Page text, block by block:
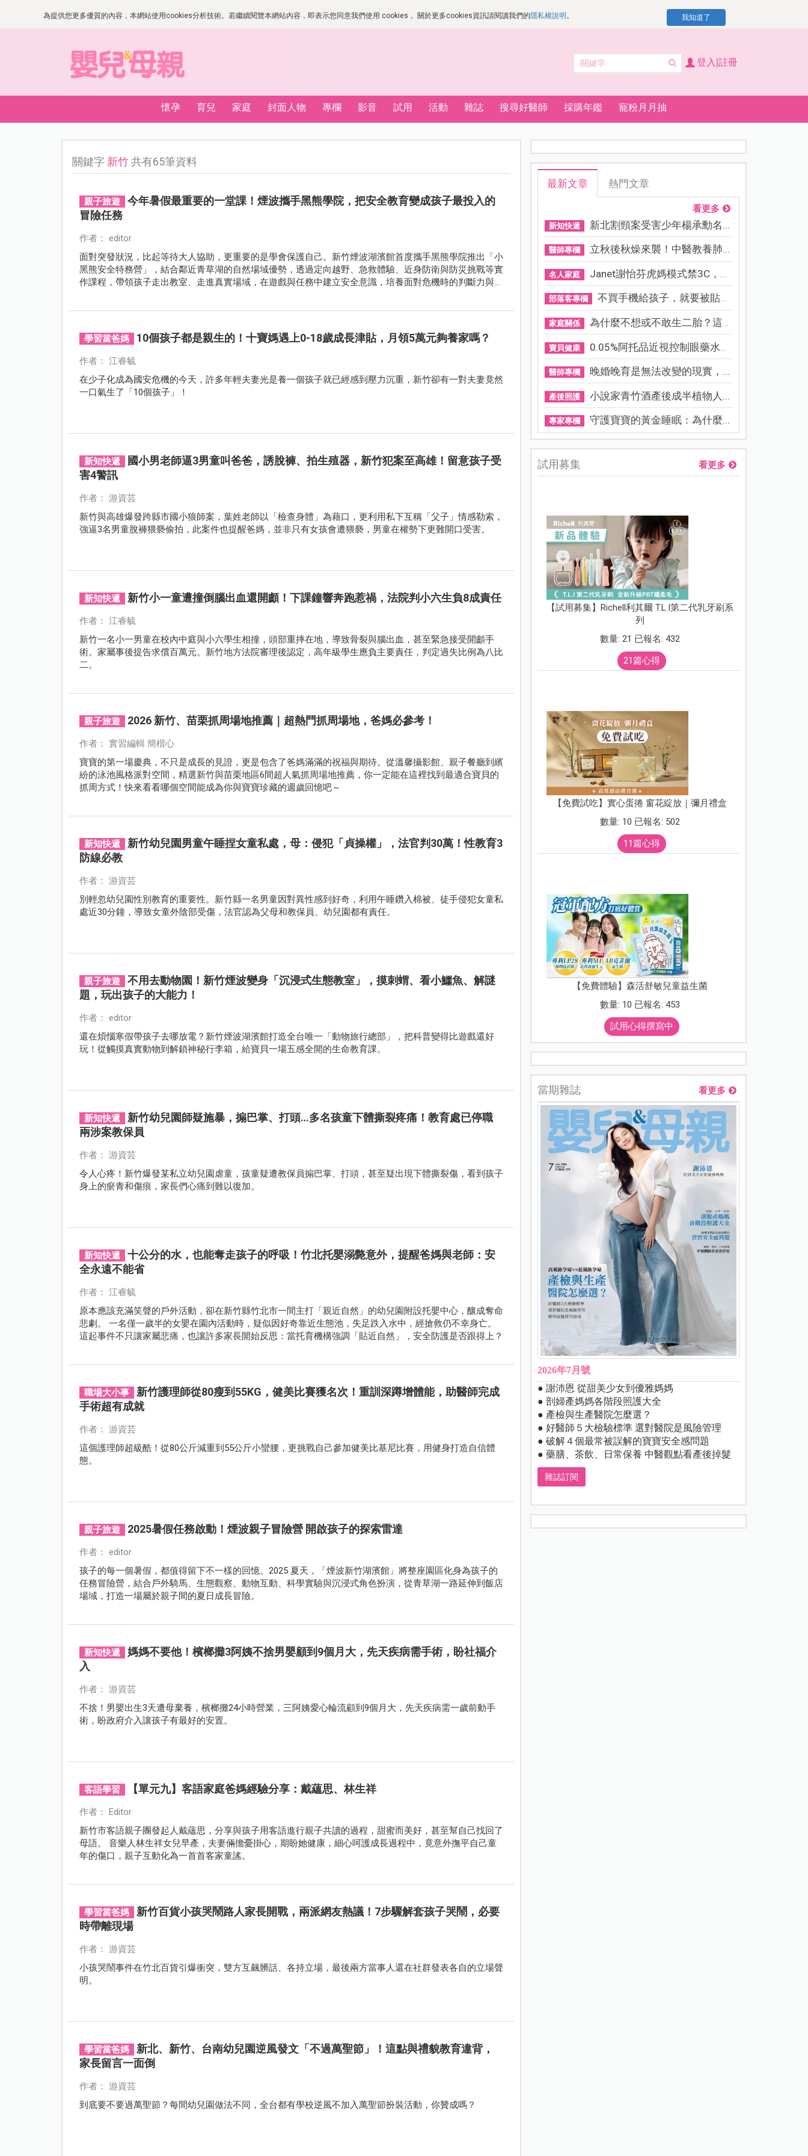
為提供您更多優質的內容，本網站使用cookies分析技術。若繼續閱覽本網站內容，即表示您同意我們使用 cookies， 關於更多cookies資訊請閱讀我們的隱私權說明 。 我知道了
登入|註冊
懷孕 育兒 家庭 封面人物 專欄 影音 試用 活動 雜誌 搜尋好醫師 採購年鑑 寵粉月月抽
關鍵字 新竹共有65筆資料
親子旅遊
今年暑假最重要的一堂課！煙波攜手黑熊學院，把安全教育變成孩子最投入的
冒險任務
作者： editor
面對突發狀況，比起等待大人協助，更重要的是學會保護自己。新竹煙波湖濱館首度攜手黑熊學院推出「小
黑熊安全特務營」，結合鄰近青草湖的自然場域優勢，透過定向越野、急救體驗、近身防衛與防災挑戰等實
作課程，帶領孩子走出教室、走進真實場域，在遊戲與任務中建立安全意識，培養面對危機時的判斷力與應
學習當爸媽 10個孩子都是親生的！十寶媽遇上0-18歲成長津貼，月領5萬元夠養家嗎？
作者： 江睿毓
在少子化成為國安危機的今天，許多年輕夫妻光是養一個孩子就已經感到壓力沉重，新竹卻有一對夫妻竟然
一口氣生了「10個孩子」！
新知快遞
國小男老師逼3男童叫爸爸，誘脫褲、拍生殖器，新竹犯案至高雄！留意孩子受
害4警訊
作者： 游資芸
新竹與高雄爆發跨縣市國小狼師案，葉姓老師以「檢查身體」為藉口，更利用私下互稱「父子」情感勒索，
強逼3名男童脫褲猥褻偷拍，此案件也提醒爸媽，並非只有女孩會遭猥褻，男童在權勢下更難開口受害。
新知快遞 新竹小一童遭撞倒腦出血還開顱！下課鐘響奔跑惹禍，法院判小六生負8成責任
作者： 江睿毓
新竹一名小一男童在校內中庭與小六學生相撞，頭部重摔在地，導致骨裂與腦出血，甚至緊急接受開顱手
術。家屬事後提告求償百萬元。新竹地方法院審理後認定，高年級學生應負主要責任，判定過失比例為八比
二。
親子旅遊 2026 新竹、苗栗抓周場地推薦｜超熱門抓周場地，爸媽必參考！
作者： 實習編輯 簡楷心
寶寶的第一場慶典，不只是成長的見證，更是包含了爸媽滿滿的祝福與期待。從溫馨攝影館、親子餐廳到繽
紛的泳池風格派對空間，精選新竹與苗栗地區6間超人氣抓周場地推薦，你一定能在這裡找到最適合寶貝的
抓周方式！快來看看哪個空間能成為你與寶寶珍藏的週歲回憶吧～
新知快遞
新竹幼兒園男童午睡捏女童私處，母：侵犯「貞操權」，法官判30萬！性教育3
防線必教
作者： 游資芸
別輕忽幼兒園性別教育的重要性。新竹縣一名男童因對異性感到好奇，利用午睡鑽入棉被、徒手侵犯女童私
處近30分鐘，導致女童外陰部受傷，法官認為父母和教保員、幼兒園都有責任。
親子旅遊
不用去動物園！新竹煙波變身「沉浸式生態教室」，摸刺蝟、看小鱷魚、解謎
題，玩出孩子的大能力！
作者： editor
還在煩惱寒假帶孩子去哪放電？新竹煙波湖濱館打造全台唯一「動物旅行總部」，把科普變得比遊戲還好
玩！從觸摸真實動物到解鎖神秘行李箱，給寶貝一場五感全開的生命教育課。
新知快遞
新竹幼兒園師疑施暴，搧巴掌、打頭…多名孩童下體撕裂疼痛！教育處已停職
兩涉案教保員
作者： 游資芸
令人心疼！新竹爆發某私立幼兒園虐童，孩童疑遭教保員搧巴掌、打頭，甚至疑出現下體撕裂傷，看到孩子
身上的瘀青和傷痕，家長們心痛到難以復加。
新知快遞
十公分的水，也能奪走孩子的呼吸！竹北托嬰溺斃意外，提醒爸媽與老師：安
全永遠不能省
作者： 江睿毓
原本應該充滿笑聲的戶外活動，卻在新竹縣竹北市一間主打「親近自然」的幼兒園附設托嬰中心，釀成奪命
悲劇。 一名僅一歲半的女嬰在園內活動時，疑似因好奇靠近生態池，失足跌入水中，經搶救仍不幸身亡。
這起事件不只讓家屬悲痛，也讓許多家長開始反思：當托育機構強調「貼近自然」，安全防護是否跟得上？
職場大小事
新竹護理師從80瘦到55KG，健美比賽獲名次！重訓深蹲增體能，助醫師完成
手術超有成就
作者： 游資芸
這個護理師超級酷！從80公斤減重到55公斤小蠻腰，更挑戰自己參加健美比基尼比賽，用健身打造自信體
態。
親子旅遊 2025暑假任務啟動！煙波親子冒險營 開啟孩子的探索雷達
作者： editor
孩子的每一個暑假，都值得留下不一樣的回憶。2025 夏天，「煙波新竹湖濱館」將整座園區化身為孩子的
任務冒險營，結合戶外騎馬、生態觀察、動物互動、科學實驗與沉浸式角色扮演，從青草湖一路延伸到飯店
場域，打造一場屬於親子間的夏日成長冒險。
新知快遞
媽媽不要他！檳榔攤3阿姨不捨男嬰顧到9個月大，先天疾病需手術，盼社福介
入
作者： 游資芸
不捨！男嬰出生3天遭母棄養，檳榔攤24小時營業，三阿姨愛心輪流顧到9個月大，先天疾病需一歲前動手
術，盼政府介入讓孩子有最好的安置。
客語學習 【單元九】客語家庭爸媽經驗分享：戴蘊思、林生祥
作者： Editor
新竹市客語親子團發起人戴蘊思，分享與孩子用客語進行親子共讀的過程，甜蜜而美好，甚至幫自己找回了
母語。 音樂人林生祥女兒早產，夫妻倆擔憂掛心，期盼她健康，細心呵護成長過程中，竟意外撫平自己童
年的傷口，親子互動化為一首首客家童謠。
學習當爸媽
新竹百貨小孩哭鬧路人家長開戰，兩派網友熱議！7步驟解套孩子哭鬧，必要
時帶離現場
作者： 游資芸
小孩哭鬧事件在竹北百貨引爆衝突，雙方互飆髒話、各持立場，最後兩方當事人還在社群發表各自的立場聲
明。
學習當爸媽
新北、新竹、台南幼兒園逆風發文「不過萬聖節」！這點與禮貌教育違背，
家長留言一面倒
作者： 游資芸
到底要不要過萬聖節？每間幼兒園做法不同，全台都有學校逆風不加入萬聖節扮裝活動，你贊成嗎？
最新文章 熱門文章
看更多
新知快遞 新北割頸案受害少年楊承勳名...
醫師專欄 立秋後秋燥來襲！中醫教養肺...
名人家庭 Janet謝怡芬虎媽模式禁3C，看...
部落客專欄 不買手機給孩子，就要被貼「...
家庭關係 為什麼不想或不敢生二胎？這8...
寶貝健康 0.05%阿托品近視控制眼藥水納...
醫師專欄 晚婚晚育是無法改變的現實，...
產後照護 小說家青竹酒產後成半植物人...
專家專欄 守護寶寶的黃金睡眠：為什麼...
試用募集 看更多
【試用募集】Richell利其爾 T.L.I第二代乳牙刷系
列
數量: 21 已報名: 432
21篇心得
【免費試吃】實心蛋捲 窗花綻放｜彌月禮盒
數量: 10 已報名: 502
11篇心得
【免費體驗】森活舒敏兒童益生菌
數量: 10 已報名: 453
試用心得撰寫中
當期雜誌 看更多
2026年7月號
● 謝沛恩 從甜美少女到優雅媽媽
● 剖婦產媽媽各階段照護大全
● 產檢與生產醫院怎麼選？
● 好醫師５大檢驗標準 選對醫院是風險管理
● 破解４個最常被誤解的寶寶安全感問題
● 藥膳、茶飲、日常保養 中醫觀點看產後掉髮
雜誌訂閱